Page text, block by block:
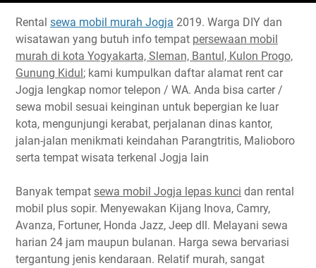
Rental sewa mobil murah Jogja 2019. Warga DIY dan
wisatawan yang butuh info tempat persewaan mobil
murah di kota Yogyakarta, Sleman, Bantul, Kulon Progo,
Gunung Kidul; kami kumpulkan daftar alamat rent car
Jogja lengkap nomor telepon / WA. Anda bisa carter /
sewa mobil sesuai keinginan untuk bepergian ke luar
kota, mengunjungi kerabat, perjalanan dinas kantor,
jalan-jalan menikmati keindahan Parangtritis, Malioboro
serta tempat wisata terkenal Jogja lain
Banyak tempat sewa mobil Jogja lepas kunci dan rental
mobil plus sopir. Menyewakan Kijang Inova, Camry,
Avanza, Fortuner, Honda Jazz, Jeep dll. Melayani sewa
harian 24 jam maupun bulanan. Harga sewa bervariasi
tergantung jenis kendaraan. Relatif murah, sangat